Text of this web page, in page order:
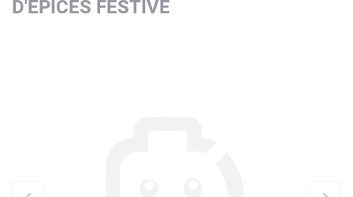
D'ÉPICES FESTIVE